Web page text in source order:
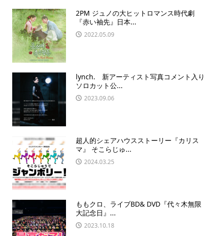
2PM ジュノの大ヒットロマンス時代劇
『赤い袖先』日本...
2022.05.09
lynch. 新アーティスト写真コメント入り
ソロカット公...
2023.09.06
超人的シェアハウスストーリー『カリス
マ』 そこらじゅ...
2024.03.25
ももクロ、ライブBD& DVD『代々木無限
大記念日』...
2023.10.18